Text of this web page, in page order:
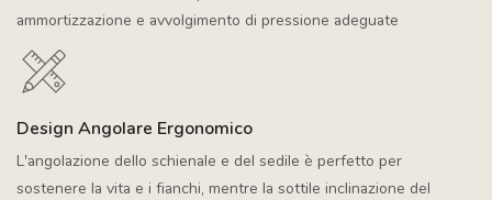
ammortizzazione e avvolgimento di pressione adeguate
Design Angolare Ergonomico
L'angolazione dello schienale e del sedile è perfetto per
sostenere la vita e i fianchi, mentre la sottile inclinazione del